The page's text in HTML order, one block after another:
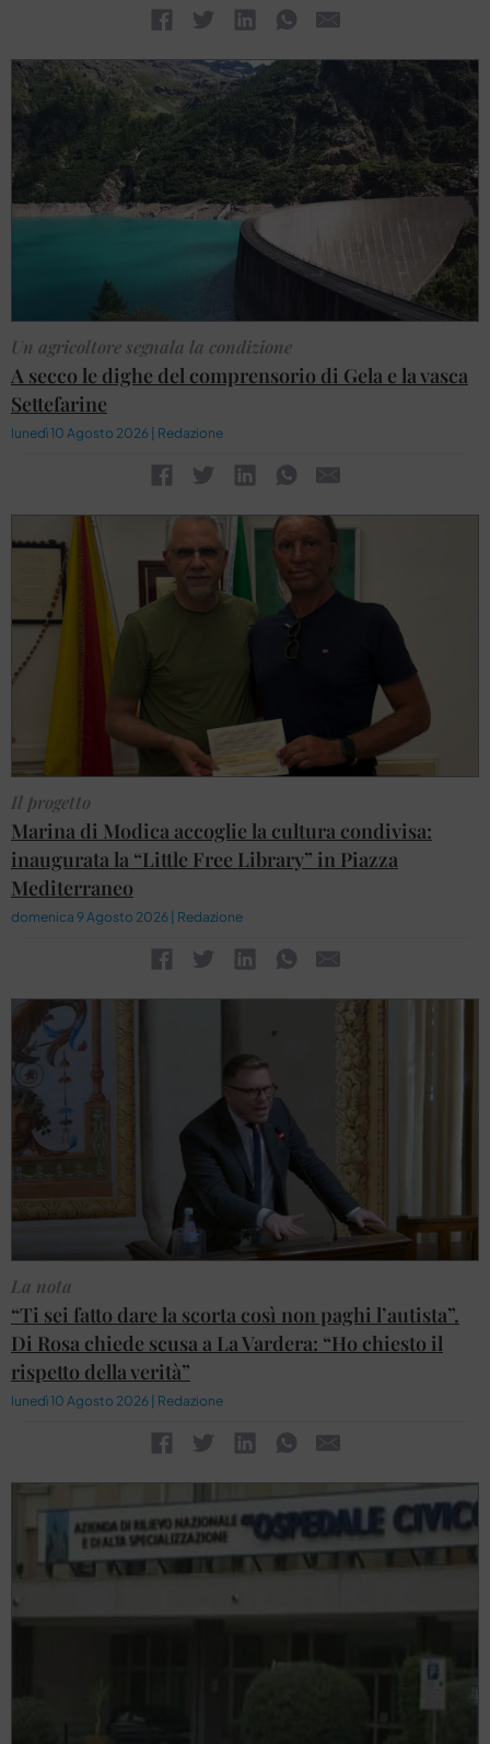
Un agricoltore segnala la condizione
A secco le dighe del comprensorio di Gela e la vasca
Settefarine
lunedì 10 Agosto 2026 | Redazione
Il progetto
Marina di Modica accoglie la cultura condivisa:
inaugurata la “Little Free Library” in Piazza
Mediterraneo
domenica 9 Agosto 2026 | Redazione
La nota
“Ti sei fatto dare la scorta così non paghi l’autista”.
Di Rosa chiede scusa a La Vardera: “Ho chiesto il
rispetto della verità”
lunedì 10 Agosto 2026 | Redazione